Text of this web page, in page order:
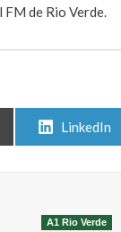
FM de Rio Verde.
Share
LinkedIn
A1 Rio Verde